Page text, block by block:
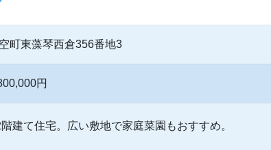
町東藻琴西倉356番地3
円
建て住宅。広い敷地で家庭菜園もおすすめ。